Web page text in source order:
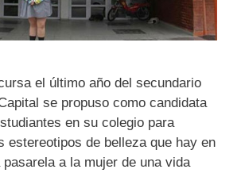
el último año del secundario
se propuso como candidata
en su colegio para
estereotipos de belleza que hay en
pasarela a la mujer de una vida